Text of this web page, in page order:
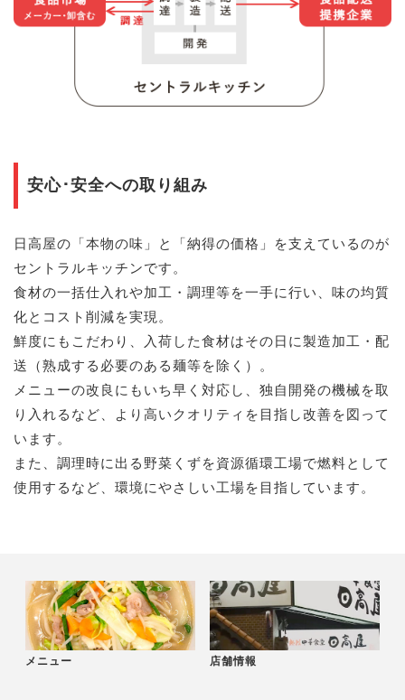
安心･安全への取り組み
日高屋の「本物の味」と「納得の価格」を支えているのが
セントラルキッチンです。
食材の一括仕入れや加工・調理等を一手に行い、味の均質
化とコスト削減を実現。
鮮度にもこだわり、入荷した食材はその日に製造加工・配
送（熟成する必要のある麺等を除く）。
メニューの改良にもいち早く対応し、独自開発の機械を取
り入れるなど、より高いクオリティを目指し改善を図って
います。
また、調理時に出る野菜くずを資源循環工場で燃料として
使用するなど、環境にやさしい工場を目指しています。
メニュー 店舗情報